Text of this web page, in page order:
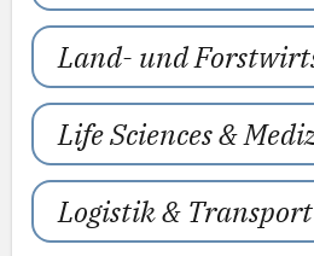
Land- und
Life Sciences &
Logistik & Transport